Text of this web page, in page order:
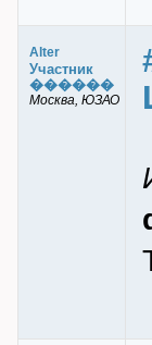
Alter
Участник
������
Москва, ЮЗАО